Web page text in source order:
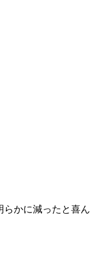
らかに減ったと喜ん